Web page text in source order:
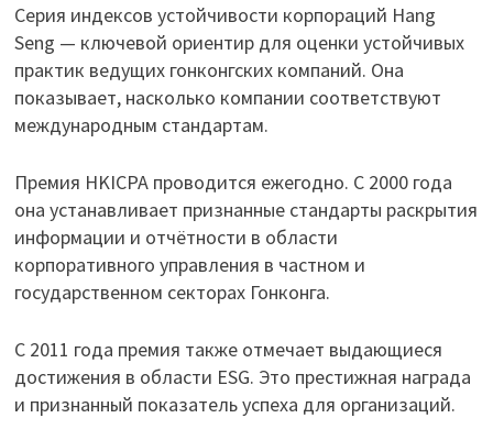
Серия индексов устойчивости корпораций Hang
Seng — ключевой ориентир для оценки устойчивых
практик ведущих гонконгских компаний. Она
показывает, насколько компании соответствуют
международным стандартам.
Премия HKICPA проводится ежегодно. С 2000 года
она устанавливает признанные стандарты раскрытия
информации и отчётности в области
корпоративного управления в частном и
государственном секторах Гонконга.
С 2011 года премия также отмечает выдающиеся
достижения в области ESG. Это престижная награда
и признанный показатель успеха для организаций.